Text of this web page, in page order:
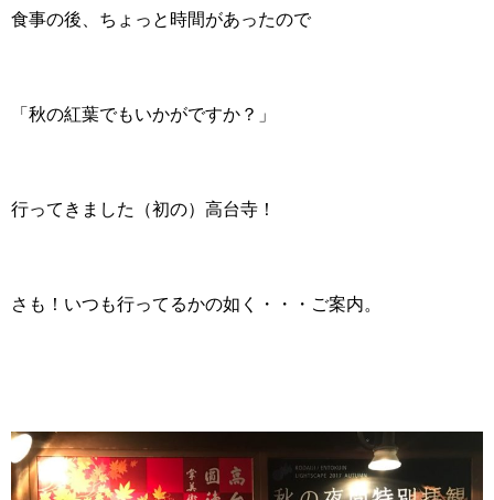
食事の後、ちょっと時間があったので
「秋の紅葉でもいかがですか？」
行ってきました（初の）高台寺！
さも！いつも行ってるかの如く・・・ご案内。